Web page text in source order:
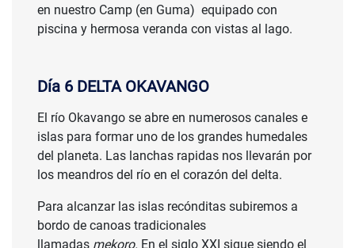
en nuestro Camp (en Guma) equipado con
piscina y hermosa veranda con vistas al lago.
Día 6 DELTA OKAVANGO
El río Okavango se abre en numerosos canales e
islas para formar uno de los grandes humedales
del planeta. Las lanchas rapidas nos llevarán por
los meandros del río en el corazón del delta.
Para alcanzar las islas recónditas subiremos a
bordo de canoas tradicionales
llamadas mekoro. En el siglo XXI sigue siendo el